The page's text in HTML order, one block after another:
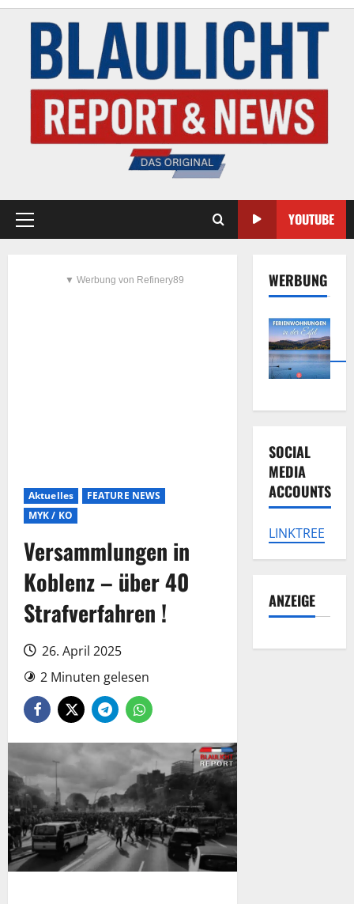
YOUTUBE
▼ Werbung von Refinery89
Aktuelles
FEATURE NEWS
MYK / KO
Versammlungen in
Koblenz – über 40
Strafverfahren !
26. April 2025
2 Minuten gelesen
WERBUNG
SOCIAL
MEDIA
ACCOUNTS
LINKTREE
ANZEIGE